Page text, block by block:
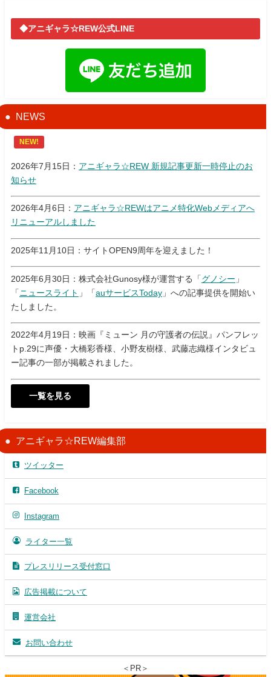
◆アニギャラ☆REW公式LINE
NEWS
NEW!
2026年7月15日： アニギャラ☆REW 新規記事更新一時停止のお
知らせ
2026年4月6日： アニギャラ☆REWはアニメ特化Webメディアへ
リニューアルしました
2025年11月10日：サイトOPEN9周年を迎えました！
2025年6月30日：株式会社Gunosy様が運営する「 グノシー 」
「 ニュースライト 」「auサービスToday 」への記事提供を開始い
たしました。
2022年4月19日：映画『ミューン 月の守護者の伝説』パンフレッ
トp.29に声優・大橋彩香様、小野友樹様、武藤志織様インタビュ
ー記事の一部が掲載されました。
一覧を見る
アニギャラ☆REW編集部
ツイッター
Facebook
Instagram
ライター一覧
プレスリリース受付窓口
広告掲載について
運営会社
お問い合わせ
＜PR＞